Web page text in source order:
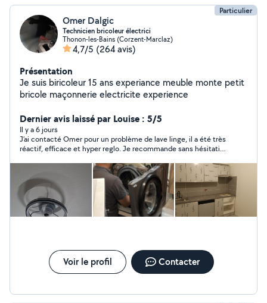
Particulier
Omer Dalgic
Technicien bricoleur électrici
Thonon-les-Bains (Corzent-Marclaz)
4,7/5 (264 avis)
Présentation
Je suis biricoleur 15 ans experiance meuble monte petit
bricole maçonnerie electricite experience
Dernier avis laissé par Louise : 5/5
Il y a 6 jours
J’ai contacté Omer pour un problème de lave linge, il a été très
réactif, efficace et hyper reglo. Je recommande sans hésitation
Voir le profil Contacter